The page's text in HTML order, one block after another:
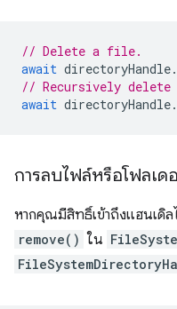
// Delete a file.
await directoryHandle.
// Recursively
await directoryHandle.
การลบไฟล์หรือโฟลเด
หากคุณมีสิทธิ์เข้าถึงแฮนเดิล
remove() ใน